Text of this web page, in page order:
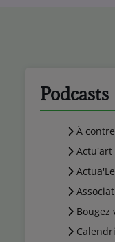
Podcasts
À
Actu'art
Bougez